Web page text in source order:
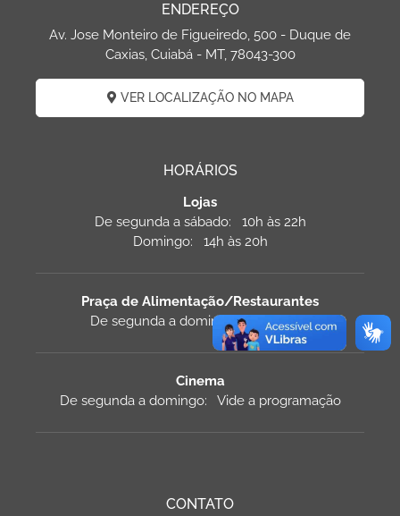
ENDEREÇO
Av. Jose Monteiro de Figueiredo, 500 - Duque de
Caxias, Cuiabá - MT, 78043-300
VER LOCALIZAÇÃO NO MAPA
HORÁRIOS
Lojas
De segunda a sábado: 10h às 22h
Domingo: 14h às 20h
Praça de Alimentação/Restaurantes
De segunda a domingo: 11h às 22h
Cinema
De segunda a domingo: Vide a programação
CONTATO